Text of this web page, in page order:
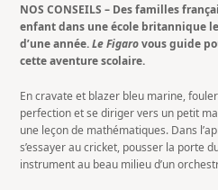
NOS CONSEILS – Des familles
enfant dans une école britannique
d’une année.Le Figarovous guide
cette aventure scolaire.
En cravate et blazer bleu marine,
perfection et se diriger vers un petit
une leçon de mathématiques. Dans
s’essayer au cricket, pousser la porte
instrument au beau milieu d’un